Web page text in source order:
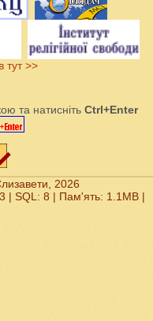
тут >>
та натисніть Ctrl+Enter
2026
| SQL: 8 | Пам'ять: 1.1MB|